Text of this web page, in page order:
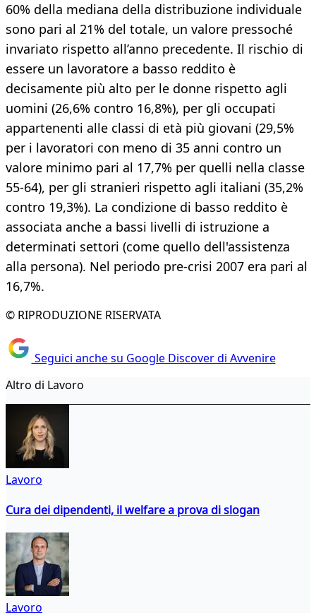
60% della mediana della distribuzione individuale
sono pari al 21% del totale, un valore pressoché
invariato rispetto all’anno precedente. Il rischio di
essere un lavoratore a basso reddito è
decisamente più alto per le donne rispetto agli
uomini (26,6% contro 16,8%), per gli occupati
appartenenti alle classi di età più giovani (29,5%
per i lavoratori con meno di 35 anni contro un
valore minimo pari al 17,7% per quelli nella classe
55-64), per gli stranieri rispetto agli italiani (35,2%
contro 19,3%). La condizione di basso reddito è
associata anche a bassi livelli di istruzione a
determinati settori (come quello dell'assistenza
alla persona). Nel periodo pre-crisi 2007 era pari al
16,7%.
© RIPRODUZIONE RISERVATA
Seguici anche su Google Discover di Avvenire
Altro di Lavoro
Lavoro
Cura dei dipendenti, il welfare a prova di slogan
Lavoro